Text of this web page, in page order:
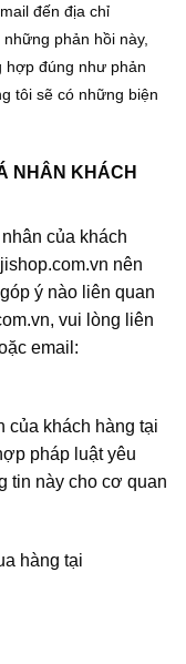
đến địa chỉ
phản hồi này,
hợp đúng như phản
tôi sẽ có những biện
NHÂN KHÁCH
của khách
nên
ý nào liên quan
vui lòng liên
email:
của khách hàng tại
pháp luật yêu
tin này cho cơ quan
hàng tại